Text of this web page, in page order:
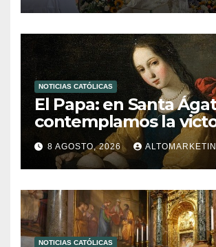
NOTICIAS CATÓLICAS
El Papa: en Santa
contemplamos la
amor sobre la muerte
8 AGOSTO, 2026
NOTICIAS CATÓLICAS